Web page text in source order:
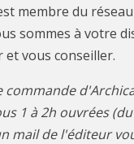
membre du
sommes à votre
et vous conseiller.
commande
1 à 2h ouvrées
mail de l'éditeur